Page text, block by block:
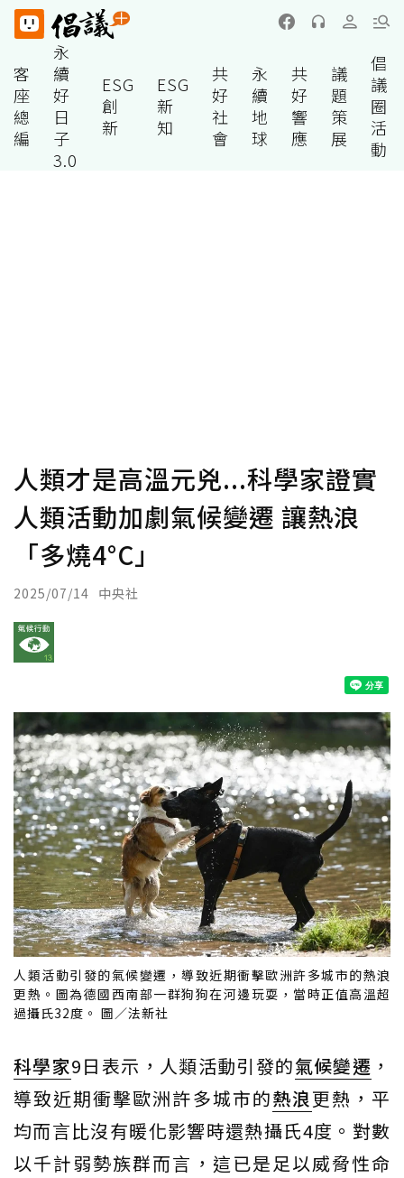
客
座
總
編
永
續
好
日
子
3.0
ESG
創
新
ESG
新
知
共
好
社
會
永
續
地
球
共
好
響
應
議
題
策
展
倡
議
圈
活
動
人類才是高溫元兇...科學家證實
人類活動加劇氣候變遷 讓熱浪
「多燒4°C」
2025/07/14 中央社
人類活動引發的氣候變遷，導致近期衝擊歐洲許多城市的熱浪
更熱。圖為德國西南部一群狗狗在河邊玩耍，當時正值高溫超
過攝氏32度。 圖／法新社
科學家9日表示，人類活動引發的氣候變遷 ，
導致近期衝擊歐洲許多城市的熱浪更熱，平
均而言比沒有暖化影響時還熱攝氏4度。對數
以千計弱勢族群而言，這已是足以威脅性命